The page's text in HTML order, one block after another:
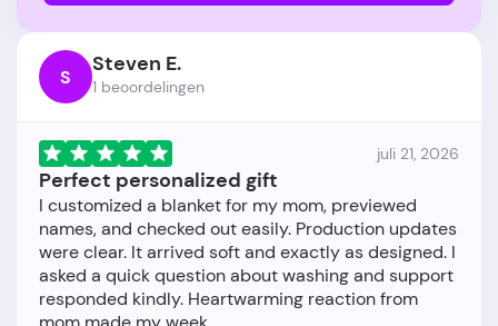
S Steven E.
1 beoordelingen
juli 21, 2026
Perfect personalized gift
I customized a blanket for my mom, previewed
names, and checked out easily. Production updates
were clear. It arrived soft and exactly as designed. I
asked a quick question about washing and support
responded kindly. Heartwarming reaction from